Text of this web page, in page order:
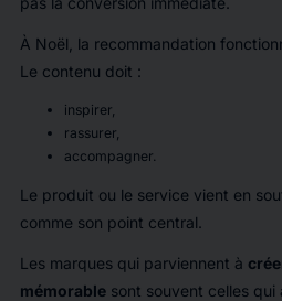
À Noël, la recommandation
Le contenu doit :
inspirer,
rassurer,
accompagner.
Le produit ou le service vient en
comme son point central.
Les marques qui parviennent à
mémorablesont souvent celles qui